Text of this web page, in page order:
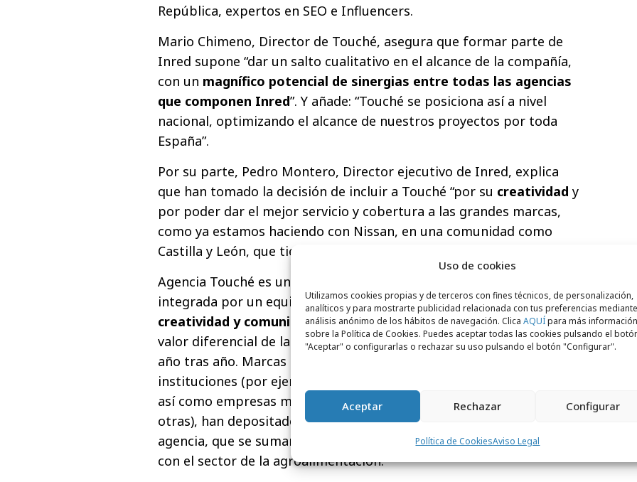
Uso de cookies
Utilizamos cookies propias y de terceros con fines técnicos, de personalización,
analíticos y para mostrarte publicidad relacionada con tus preferencias
análisis anónimo de los hábitos de navegación. Clica AQUÍpara más información
sobre la Política de Cookies. Puedes aceptar todas las cookies pulsando el
"Aceptar" o configurarlas o rechazar su uso pulsando el botón "Configurar".
Aceptar Rechazar Configurar
Política de CookiesAviso Legal
República, expertos en SEO e Influencers.
Mario Chimeno, Director de Touché, asegura que formar parte de
Inred supone “dar un salto cualitativo en el alcance de la compañía,
con un magnífico potencial de sinergias entre todas las agencias
que componen Inred”. Y añade: “Touché se posiciona así a nivel
nacional, optimizando el alcance de nuestros proyectos por toda
España”.
Por su parte, Pedro Montero, Director ejecutivo de Inred, explica
que han tomado la decisión de incluir a Touché “por su creatividad y
por poder dar el mejor servicio y cobertura a las grandes marcas,
como ya estamos haciendo con Nissan, en una comunidad como
Castilla y León, que tiene 9 provincias.
Agencia Touché es una empresa de referencia en Castilla y León,
integrada por un equipo de profesionales especializados endiseño,
creatividad y comunicación. Desde sus inicios, su apuesta por el
valor diferencial de la infografía ha permitido que la agencia crezca
año tras año. Marcas como
instituciones (por ejemplo ICEX y Cámara de Comercio de España),
así como empresas multinacionales (
Alstom y James Hardie
, entre
otras), han depositado durante esto años su confianza en esta
agencia, que se suman a la amplia cartera de clientes relacionados
con el sector de la agroalimentación.